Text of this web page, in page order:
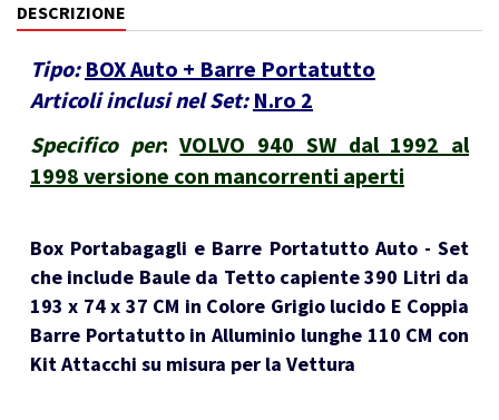
DESCRIZIONE
Tipo: BOX Auto + Barre Portatutto
Articoli inclusi nel Set: N.ro 2
Specifico per:VOLVO 940 SW dal 1992 al
1998 versione con mancorrenti aperti
Box Portabagagli e Barre Portatutto Auto - Set
che include Baule da Tetto capiente 390 Litri da
193 x 74 x 37 CM in Colore Grigio lucido E Coppia
Barre Portatutto in Alluminio lunghe 110 CM con
Kit Attacchi su misura per la Vettura